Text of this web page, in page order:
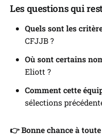
Les questions qui
Quels sont les
CFJJB ?
Où sont certains
Eliott ?
Comment cette
sélections
👉 Bonne chance à